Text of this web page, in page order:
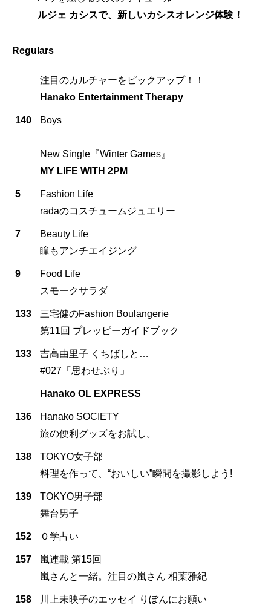
ルジェ カシスで、新しいカシスオレンジ体験！
Regulars
注目のカルチャーをピックアップ！！
Hanako Entertainment Therapy
140 Boys
New Single『Winter Games』
MY LIFE WITH 2PM
5
Fashion Life
radaのコスチュームジュエリー
7
Beauty Life
瞳もアンチエイジング
9
Food Life
スモークサラダ
133
三宅健のFashion Boulangerie
第11回 プレッピーガイドブック
133
吉高由里子 くちばしと…
#027「思わせぶり」
Hanako OL EXPRESS
136
Hanako SOCIETY
旅の便利グッズをお試し。
138
TOKYO女子部
料理を作って、“おいしい”瞬間を撮影しよう!
139
TOKYO男子部
舞台男子
152 ０学占い
157
嵐連載 第15回
嵐さんと一緒。注目の嵐さん 相葉雅紀
158
川上未映子のエッセイ りぼんにお願い